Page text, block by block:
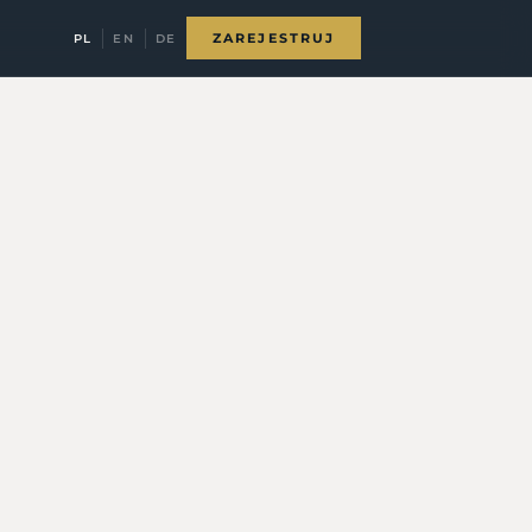
PL EN DE ZAREJESTRUJ